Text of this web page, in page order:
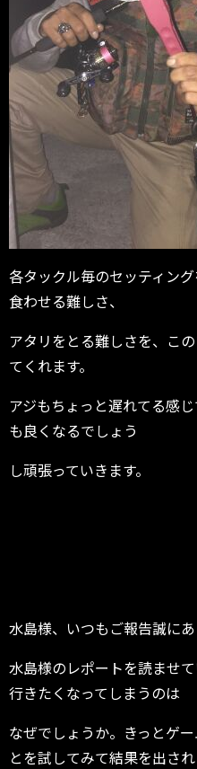
各タックル毎のセッティン
食わせる難しさ、
アタリをとる難しさを、こ
てくれます。
アジもちょっと遅れてる感
も良くなるでしょう
し頑張っていきます。
水島様、いつもご報告誠にあ
水島様のレポートを読ませ
行きたくなってしまうのは
なぜでしょうか。きっとゲ
とを試してみて結果を出され